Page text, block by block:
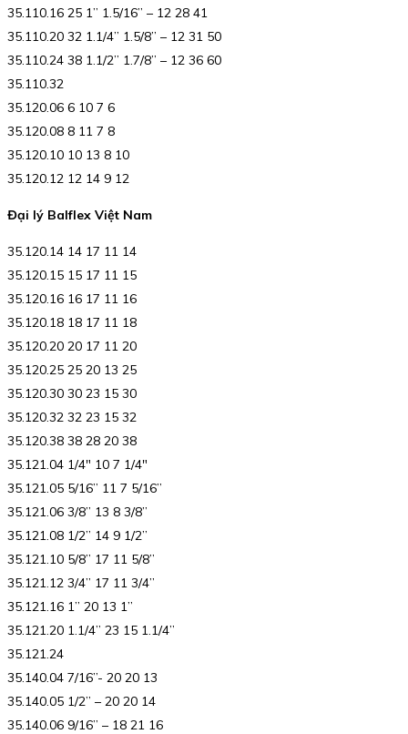
35.110.16 25 1” 1.5/16” – 12 28 41
35.110.20 32 1.1/4” 1.5/8” – 12 31 50
35.110.24 38 1.1/2” 1.7/8” – 12 36 60
35.110.32
35.120.06 6 10 7 6
35.120.08 8 11 7 8
35.120.10 10 13 8 10
35.120.12 12 14 9 12
Đại lý Balflex Việt Nam
35.120.14 14 17 11 14
35.120.15 15 17 11 15
35.120.16 16 17 11 16
35.120.18 18 17 11 18
35.120.20 20 17 11 20
35.120.25 25 20 13 25
35.120.30 30 23 15 30
35.120.32 32 23 15 32
35.120.38 38 28 20 38
35.121.04 1/4″ 10 7 1/4″
35.121.05 5/16” 11 7 5/16”
35.121.06 3/8” 13 8 3/8”
35.121.08 1/2” 14 9 1/2”
35.121.10 5/8” 17 11 5/8”
35.121.12 3/4” 17 11 3/4”
35.121.16 1” 20 13 1”
35.121.20 1.1/4” 23 15 1.1/4”
35.121.24
35.140.04 7/16”- 20 20 13
35.140.05 1/2” – 20 20 14
35.140.06 9/16” – 18 21 16